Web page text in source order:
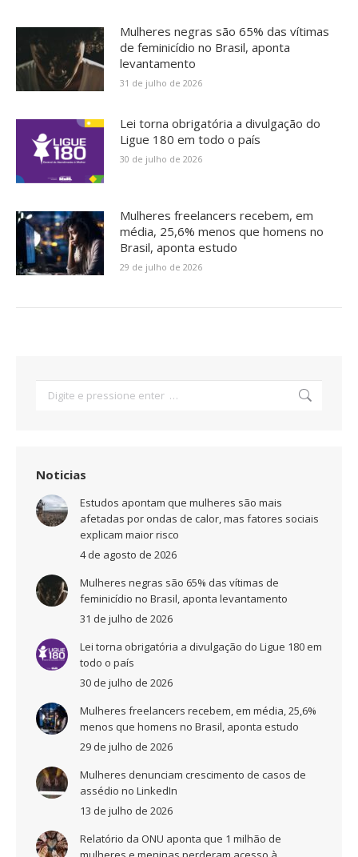
Mulheres negras são 65% das vítimas
de feminicídio no Brasil, aponta
levantamento
31 de julho de 2026
Lei torna obrigatória a divulgação do
Ligue 180 em todo o país
30 de julho de 2026
Mulheres freelancers recebem, em
média, 25,6% menos que homens no
Brasil, aponta estudo
29 de julho de 2026
Noticias
Estudos apontam que mulheres são mais
afetadas por ondas de calor, mas fatores sociais
explicam maior risco
4 de agosto de 2026
Mulheres negras são 65% das vítimas de
feminicídio no Brasil, aponta levantamento
31 de julho de 2026
Lei torna obrigatória a divulgação do Ligue 180 em
todo o país
30 de julho de 2026
Mulheres freelancers recebem, em média, 25,6%
menos que homens no Brasil, aponta estudo
29 de julho de 2026
Mulheres denunciam crescimento de casos de
assédio no LinkedIn
13 de julho de 2026
Relatório da ONU aponta que 1 milhão de